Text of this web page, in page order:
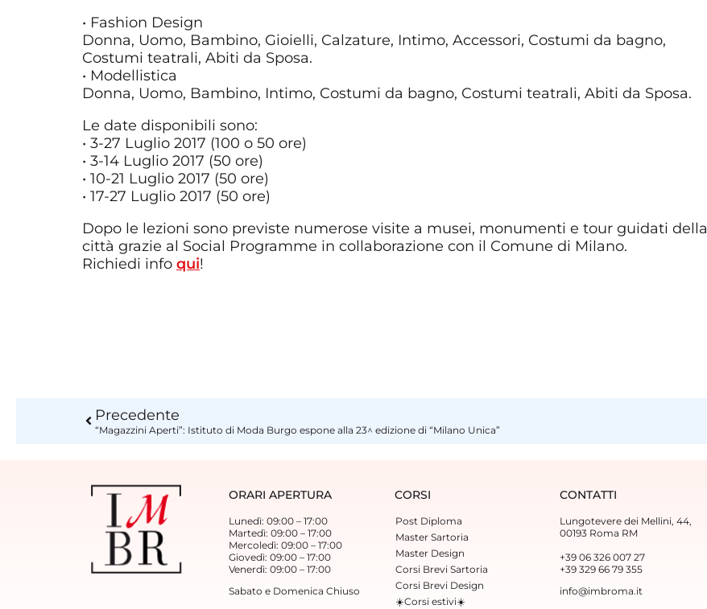
• Fashion Design
Donna, Uomo, Bambino, Gioielli, Calzature, Intimo, Accessori, Costumi da bagno,
Costumi teatrali, Abiti da Sposa.
• Modellistica
Donna, Uomo, Bambino, Intimo, Costumi da bagno, Costumi teatrali, Abiti da Sposa.
Le date disponibili sono:
• 3-27 Luglio 2017 (100 o 50 ore)
• 3-14 Luglio 2017 (50 ore)
• 10-21 Luglio 2017 (50 ore)
• 17-27 Luglio 2017 (50 ore)
Dopo le lezioni sono previste numerose visite a musei, monumenti e tour guidati della
città grazie al Social Programme in collaborazione con il Comune di Milano.
Richiedi info qui!
Precedente
“Magazzini Aperti”: Istituto di Moda Burgo espone alla 23^ edizione di “Milano Unica”
ORARI APERTURA
Lunedì: 09:00 – 17:00
Martedì: 09:00 – 17:00
Mercoledì: 09:00 – 17:00
Giovedì: 09:00 – 17:00
Venerdì: 09:00 – 17:00
Sabato e Domenica Chiuso
CORSI
Post Diploma
Master Sartoria
Master Design
Corsi Brevi Sartoria
Corsi Brevi Design
☀️Corsi estivi☀️
CONTATTI
Lungotevere dei Mellini, 44,
00193 Roma RM
+39 06 326 007 27
+39 329 66 79 355‬
info@imbroma.it